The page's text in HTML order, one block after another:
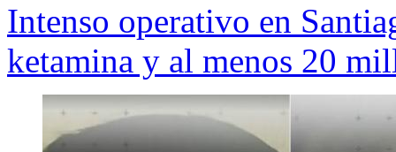
Intenso operativo en
ketamina y al menos 20